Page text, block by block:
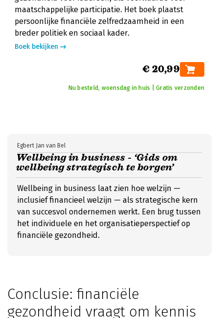
maatschappelijke participatie. Het boek plaatst
persoonlijke financiële zelfredzaamheid in een
breder politiek en sociaal kader.
Boek bekijken
€ 20,99
Nu besteld, woensdag in huis | Gratis verzonden
Wellbeing in business - ‘Gids om
wellbeing strategisch te borgen’
Egbert Jan van Bel
Wellbeing in business laat zien hoe welzijn —
inclusief financieel welzijn — als strategische kern
van succesvol ondernemen werkt. Een brug tussen
het individuele en het organisatieperspectief op
financiële gezondheid.
Conclusie: financiële
gezondheid vraagt om kennis